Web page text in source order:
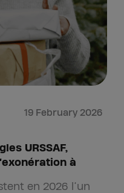
19 February 2026
URSSAF,
à
en 2026 l’un